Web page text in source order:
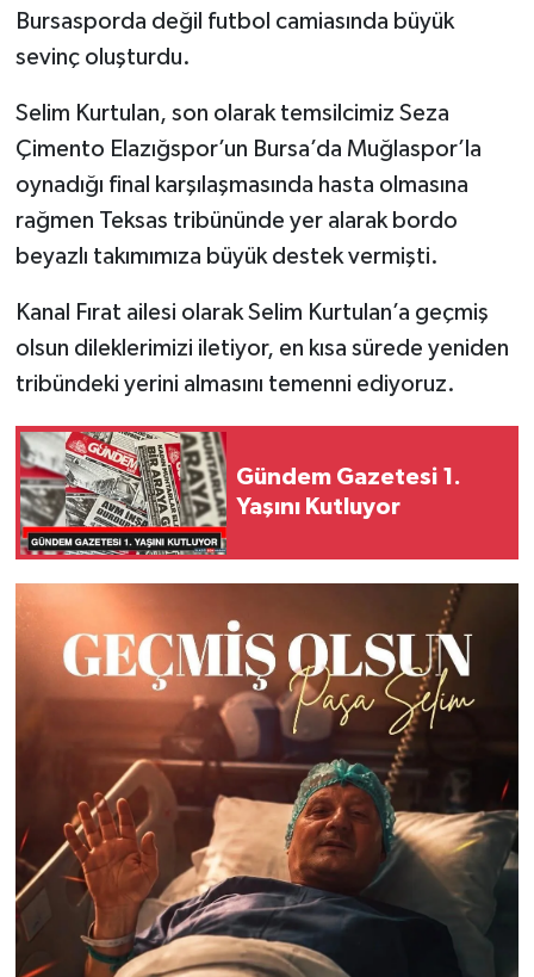
Bursasporda değil futbol camiasında büyük
sevinç oluşturdu.
Selim Kurtulan, son olarak temsilcimiz Seza
Çimento Elazığspor’un Bursa’da Muğlaspor’la
oynadığı final karşılaşmasında hasta olmasına
rağmen Teksas tribününde yer alarak bordo
beyazlı takımımıza büyük destek vermişti.
Kanal Fırat ailesi olarak Selim Kurtulan’a geçmiş
olsun dileklerimizi iletiyor, en kısa sürede yeniden
tribündeki yerini almasını temenni ediyoruz.
Gündem Gazetesi 1.
Yaşını Kutluyor